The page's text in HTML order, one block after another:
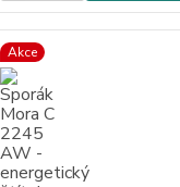
Akce